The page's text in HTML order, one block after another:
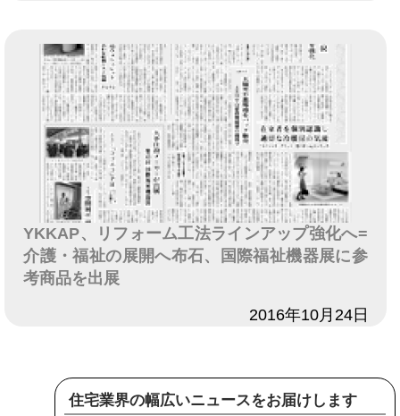
YKKAP、リフォーム工法ラインアップ強化へ=
介護・福祉の展開へ布石、国際福祉機器展に参
考商品を出展
2016年10月24日
住宅業界の幅広いニュースをお届けします